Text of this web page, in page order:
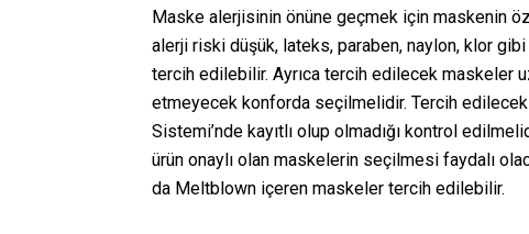
Maske alerjisinin önüne geçmek için maskenin
alerji riski düşük, lateks, paraben, naylon, klor
tercih edilebilir. Ayrıca tercih edilecek maskeler
etmeyecek konforda seçilmelidir. Tercih edilecek
Sistemi’nde kayıtlı olup olmadığı kontrol
ürün onaylı olan maskelerin seçilmesi faydalı
da Meltblown içeren maskeler tercih edilebilir.